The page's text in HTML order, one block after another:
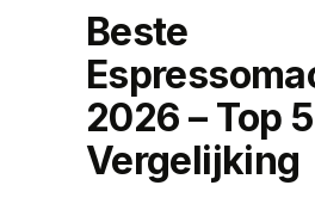
Beste
2026 – Top 5
Vergelijking